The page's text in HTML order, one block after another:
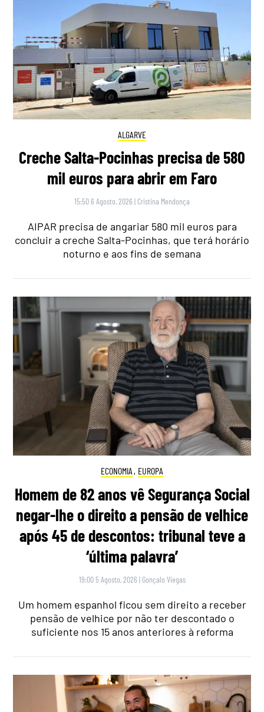
ALGARVE
Creche Salta-Pocinhas precisa de 580
mil euros para abrir em Faro
15:50 6 Agosto, 2026 | Cristina Mendonça
AIPAR precisa de angariar 580 mil euros para
concluir a creche Salta-Pocinhas, que terá horário
noturno e aos fins de semana
ECONOMIA , EUROPA
Homem de 82 anos vê Segurança Social
negar-lhe o direito a pensão de velhice
após 45 de descontos: tribunal teve a
‘última palavra’
19:00 5 Agosto, 2026 | Gonçalo Viegas
Um homem espanhol ficou sem direito a receber
pensão de velhice por não ter descontado o
suficiente nos 15 anos anteriores à reforma